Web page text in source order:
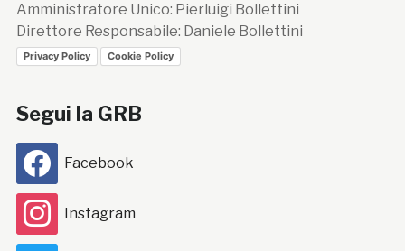
Amministratore Unico: Pierluigi Bollettini
Direttore Responsabile: Daniele Bollettini
Privacy Policy Cookie Policy
Segui la GRB
Facebook
Instagram